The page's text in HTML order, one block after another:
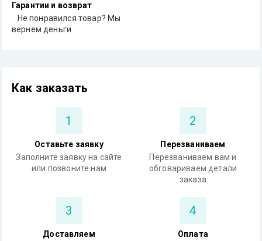
Гарантии и возврат
Не понравился товар? Мы
вернем деньги
Как заказать
1
Оставьте заявку
Заполните заявку на сайте
или позвоните нам
2
Перезваниваем
Перезваниваем вам и
обговариваем детали
заказа
3
Доставляем
4
Оплата